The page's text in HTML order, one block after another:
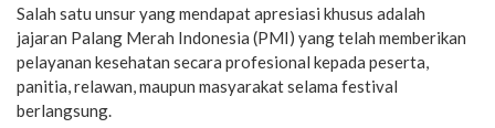
Salah satu unsur yang mendapat apresiasi khusus adalah
jajaran Palang Merah Indonesia (PMI) yang telah memberikan
pelayanan kesehatan secara profesional kepada peserta,
panitia, relawan, maupun masyarakat selama festival
berlangsung.